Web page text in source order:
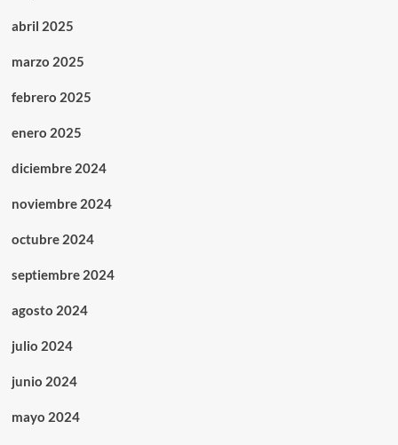
abril 2025
marzo 2025
febrero 2025
enero 2025
diciembre 2024
noviembre 2024
octubre 2024
septiembre 2024
agosto 2024
julio 2024
junio 2024
mayo 2024